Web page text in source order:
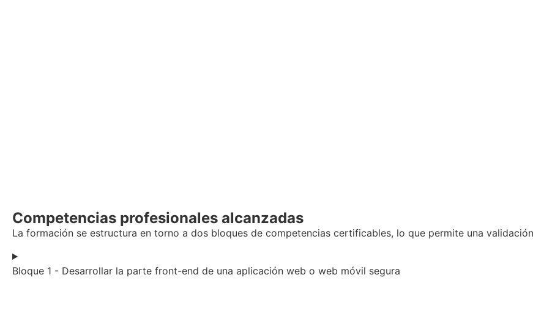
Competencias profesionales alcanzadas
La formación se estructura en torno a dos bloques de competencias certificables, lo que permite una
Bloque 1 - Desarrollar la parte front-end de una aplicación web o web móvil segura